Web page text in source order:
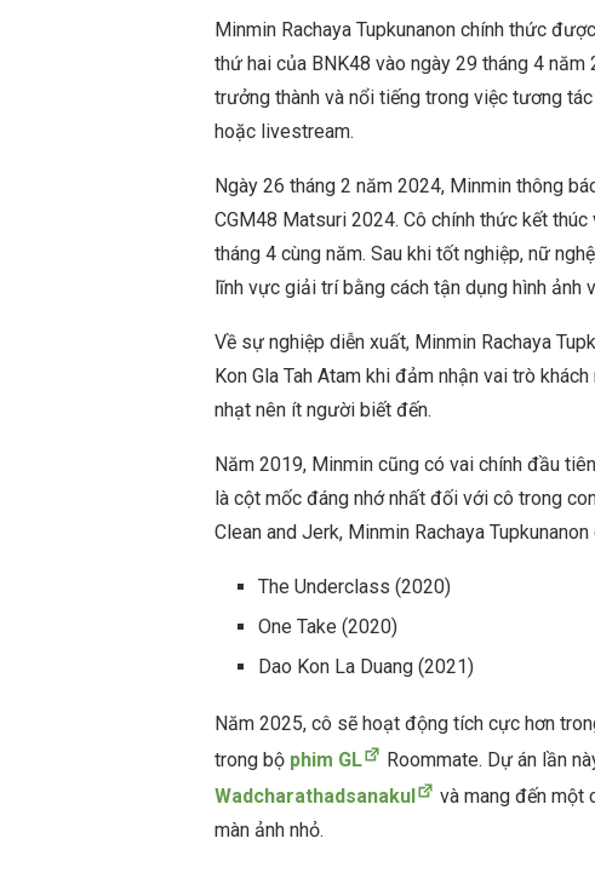
Minmin Rachaya Tupkunanon chính thức
thứ hai của BNK48 vào ngày 29 tháng 4
trưởng thành và nổi tiếng trong việc tương
hoặc livestream.
Ngày 26 tháng 2 năm 2024, Minmin thông
CGM48 Matsuri 2024. Cô chính thức kết
tháng 4 cùng năm. Sau khi tốt nghiệp, nữ
lĩnh vực giải trí bằng cách tận dụng hình ảnh
Về sự nghiệp diễn xuất, Minmin Rachaya
Kon Gla Tah Atam khi đảm nhận vai trò
nhạt nên ít người biết đến.
Năm 2019, Minmin cũng có vai chính đầu
là cột mốc đáng nhớ nhất đối với cô trong
Clean and Jerk, Minmin Rachaya
The Underclass (2020)
One Take (2020)
Dao Kon La Duang (2021)
Năm 2025, cô sẽ hoạt động tích cực hơn
trong bộ phim GL Roommate. Dự án lần
Wadcharathadsanakul
và mang đến một
màn ảnh nhỏ.